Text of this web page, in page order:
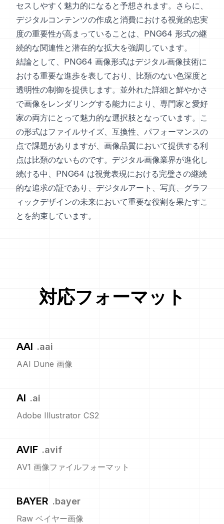
セスしやすく魅力的になると予想されます。さらに、
デジタルコンテンツの作成と消費における視覚的忠実
度の重要性が高まっていることは、PNG64 形式の継
続的な関連性と潜在的な拡大を強調しています。
結論として、PNG64 画像形式はデジタル画像技術に
おける重要な進歩を表しており、比類のない色深度と
透明性の制御を提供します。並外れた詳細と鮮やかさ
で画像をレンダリングする能力により、専門家と愛好
家の両方にとって魅力的な選択肢となっています。こ
の形式はファイルサイズ、互換性、パフォーマンスの
点で課題がありますが、画像品質において提供する利
点は比類のないものです。デジタル画像業界が進化し
続ける中、PNG64 は視覚表現における完璧さの継続
的な追求の証であり、デジタルアート、写真、グラフ
ィックデザインの未来において重要な役割を果たすこ
とを約束しています。
対応フォーマット
AAI .aai
AAI Dune 画像
AI .ai
Adobe Illustrator CS2
AVIF .avif
AV1 画像ファイルフォーマット
BAYER .bayer
Raw ベイヤー画像